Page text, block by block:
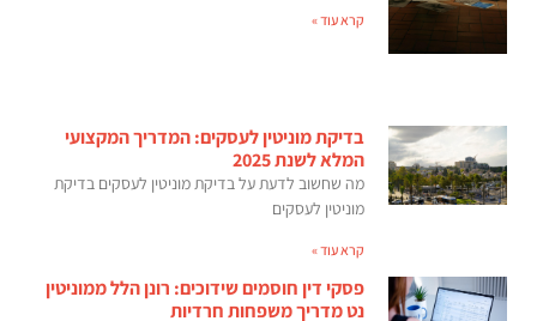
קרא עוד »
בדיקת מוניטין לעסקים: המדריך המקצועי
המלא לשנת 2025
מה שחשוב לדעת על בדיקת מוניטין לעסקים בדיקת
מוניטין לעסקים
קרא עוד »
פסקי דין חוסמים שידוכים: רונן הלל ממוניטין
נט מדריך משפחות חרדיות